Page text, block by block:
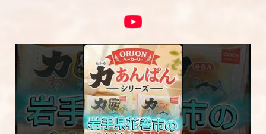
5段階評価をつけてください
★
★★
★★★
★★★★
★★★★★
内容をご確認の上、「レビューを送信する」ボ
タンから送信ください。